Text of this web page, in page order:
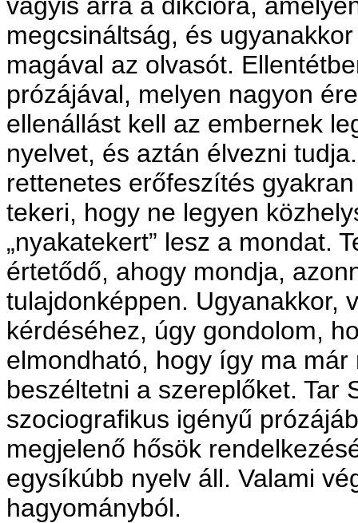
megcsináltság, és
magával az olvasót.
prózájával, melyen nagyon
ellenállást kell az embernek
nyelvet, és aztán élvezni
rettenetes erőfeszítés
tekeri, hogy ne legyen
„nyakatekert” lesz a mondat.
értetődő, ahogy mondja,
tulajdonképpen. Ugyanakkor,
kérdéséhez, úgy gondolom,
elmondható, hogy így ma
beszéltetni a szereplőket. Tar
szociografikus igényű
megjelenő hősök
egysíkúbb nyelv áll. Valami
hagyományból.